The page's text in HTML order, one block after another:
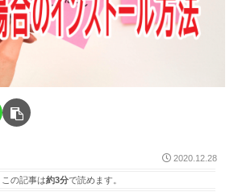
2020.12.28
この記事は約3分で読めます。